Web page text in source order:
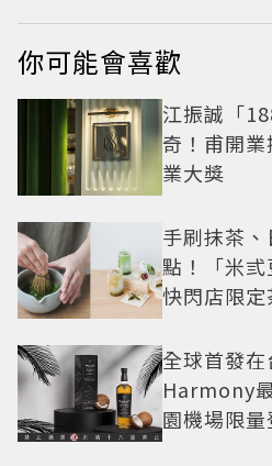
你可能會喜歡
江振誠「
奇！甫開
業大獎
手刷抹茶
點！「米弎
快閃店限
全球首發
Harmony
園機場限量